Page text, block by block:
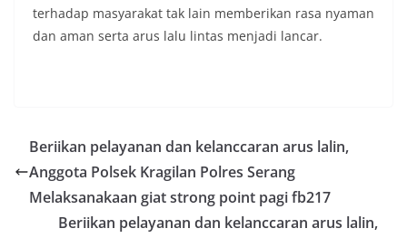
terhadap masyarakat tak lain memberikan rasa nyaman
dan aman serta arus lalu lintas menjadi lancar.
Beriikan pelayanan dan kelanccaran arus lalin,
Anggota Polsek Kragilan Polres Serang
Melaksanakaan giat strong point pagi fb217
Beriikan pelayanan dan kelanccaran arus lalin,